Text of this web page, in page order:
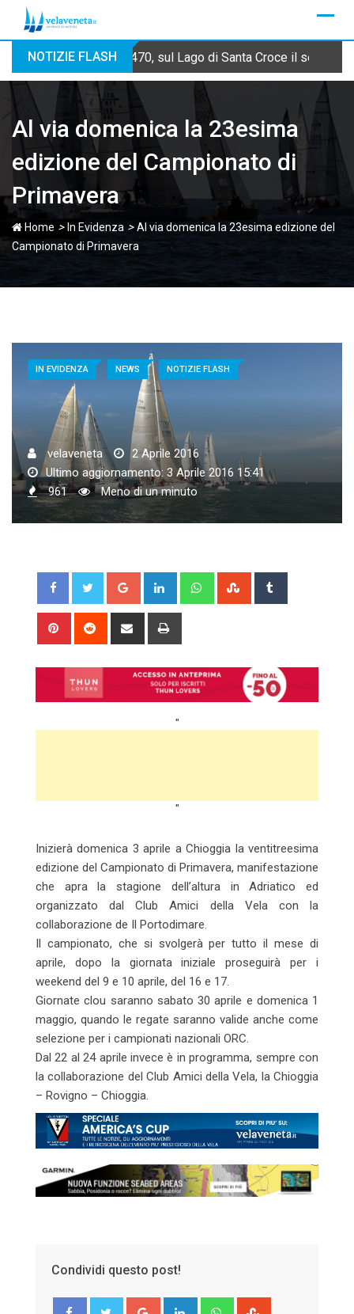
NOTIZIE FLASH 470, sul Lago di Santa Croce il
Al via domenica la 23esima
edizione del Campionato di
Primavera
Home > In Evidenza >Al via domenica la 23esima edizione del
Campionato di Primavera
IN EVIDENZA NEWS NOTIZIE FLASH
velaveneta
2 Aprile 2016
Ultimo aggiornamento: 3 Aprile 2016 15:41
961
Meno di un minuto
Google+ LinkedIn WhatsappStumbleUpon
Pinterest Reddit
Share
"
"
Inizierà domenica 3 aprile a Chioggia la ventitreesima
edizione del Campionato di Primavera, manifestazione
che apra la stagione dell’altura in Adriatico ed
organizzato dal Club Amici della Vela con la
collaborazione de Il Portodimare.
Il campionato, che si svolgerà per tutto il mese di
aprile, dopo la giornata iniziale proseguirà per i
weekend del 9 e 10 aprile, del 16 e 17.
Giornate clou saranno sabato 30 aprile e domenica 1
maggio, quando le regate saranno valide anche come
selezione per i campionati nazionali ORC.
Dal 22 al 24 aprile invece è in programma, sempre con
la collaborazione del Club Amici della Vela, la Chioggia
– Rovigno – Chioggia.
Condividi questo post!
Google+ LinkedIn Whatsapp